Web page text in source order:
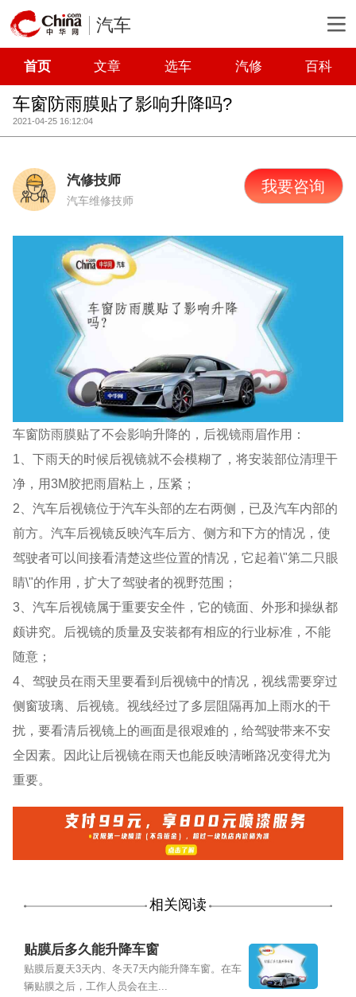
汽车
首页 文章 选车 汽修 百科
车窗防雨膜贴了影响升降吗?
2021-04-25 16:12:04
汽修技师
汽车维修技师
我要咨询
车窗防雨膜贴了不会影响升降的，后视镜雨眉作用：
1、下雨天的时候后视镜就不会模糊了，将安装部位清理干
净，用3M胶把雨眉粘上，压紧；
2、汽车后视镜位于汽车头部的左右两侧，已及汽车内部的
前方。汽车后视镜反映汽车后方、侧方和下方的情况，使
驾驶者可以间接看清楚这些位置的情况，它起着\"第二只眼
睛\"的作用，扩大了驾驶者的视野范围；
3、汽车后视镜属于重要安全件，它的镜面、外形和操纵都
颇讲究。后视镜的质量及安装都有相应的行业标准，不能
随意；
4、驾驶员在雨天里要看到后视镜中的情况，视线需要穿过
侧窗玻璃、后视镜。视线经过了多层阻隔再加上雨水的干
扰，要看清后视镜上的画面是很艰难的，给驾驶带来不安
全因素。因此让后视镜在雨天也能反映清晰路况变得尤为
重要。
相关阅读
贴膜后多久能升降车窗
贴膜后夏天3天内、冬天7天内能升降车窗。在车
辆贴膜之后，工作人员会在主...